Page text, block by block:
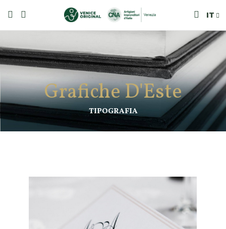
IT
Grafiche D'Este
TIPOGRAFIA